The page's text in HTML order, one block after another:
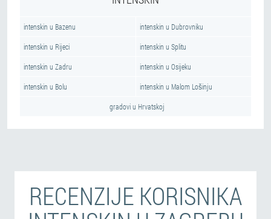
intenskin u Bazenu intenskin u Dubrovniku
intenskin u Rijeci intenskin u Splitu
intenskin u Zadru intenskin u Osijeku
intenskin u Bolu intenskin u Malom Lošinju
gradovi u Hrvatskoj
RECENZIJE KORISNIKA